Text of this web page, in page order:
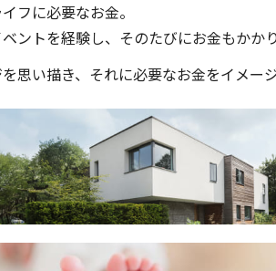
フに必要なお金。
ントを経験し、そのたびにお金もかかり
思い描き、それに必要なお金をイメー